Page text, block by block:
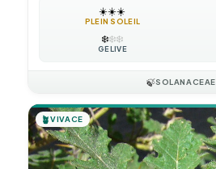
☀️☀️☀️
PLEIN SOLEIL
❄️❄️❄️
GÉLIVE
🍃SOLANACEAE
🪴VIVACE